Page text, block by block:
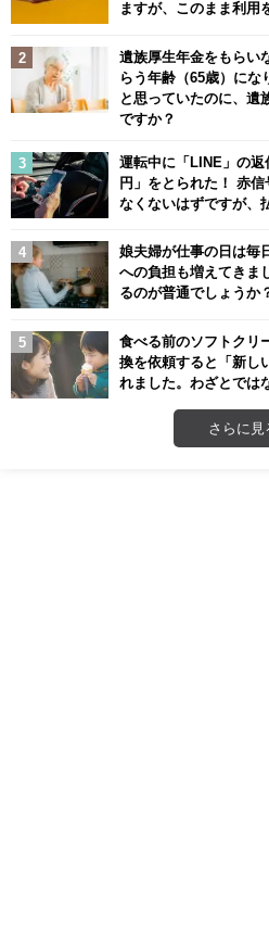
ますが、このまま利用
遺族厚生年金をもらい
らう年齢（65歳）にな
と思っていたのに、遺
ですか？
運転中に「LINE」の返
円」をとられた！ 赤
なくないはずですが、
娘夫婦が仕事の日は毎
への負担も増えてきま
るのが普通でしょうか
食べる前のソフトクリ
換を依頼すると「新し
れました。わざとでは
さらに見